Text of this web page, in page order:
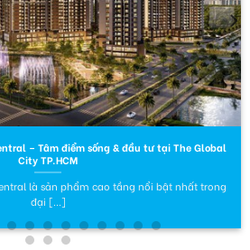
– Tâm điểm sống & đầu tư tại The Global
City TP.HCM
là sản phẩm cao tầng nổi bật nhất trong
đại [...]